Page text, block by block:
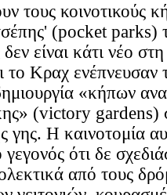
τους
(pocket parks)
δεν είναι κάτι νέο
το Κραχ ενέπνευσαν
«κήπων
(victory gardens)
γης. Η καινοτομία
ότι δε
από τους